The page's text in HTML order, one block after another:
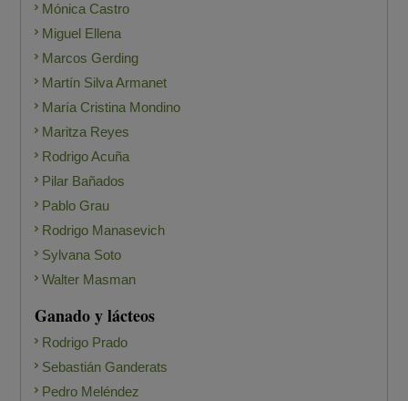
Mónica Castro
Miguel Ellena
Marcos Gerding
Martín Silva Armanet
María Cristina Mondino
Maritza Reyes
Rodrigo Acuña
Pilar Bañados
Pablo Grau
Rodrigo Manasevich
Sylvana Soto
Walter Masman
Ganado y lácteos
Rodrigo Prado
Sebastián Ganderats
Pedro Meléndez